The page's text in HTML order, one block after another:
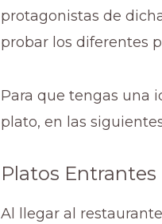
protagonistas de
probar los diferentes
Para que tengas una
plato, en las
Platos Entrantes
Al llegar al